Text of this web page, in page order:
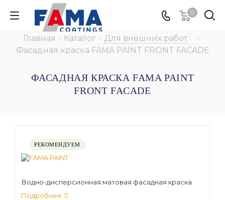
0
Главная - Каталог - Для внешних работ
-
Фасадная краска FAMA PAINT FRONT FACADE
ФАСАДНАЯ КРАСКА FAMA PAINT
FRONT FACADE
РЕКОМЕНДУЕМ
Водно-дисперсионная матовая фасадная краска
Подробнее